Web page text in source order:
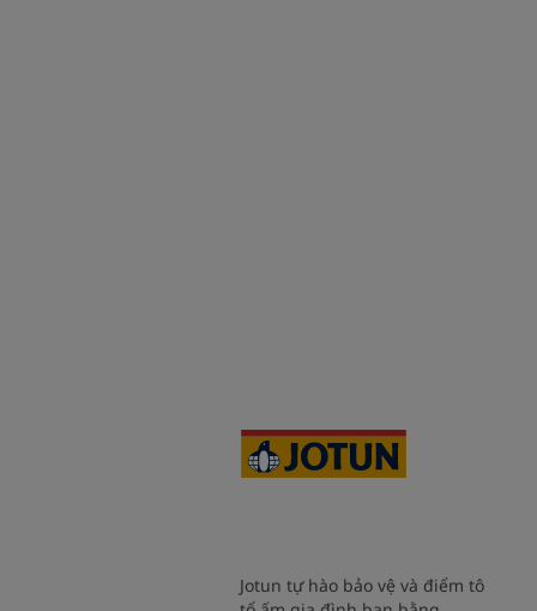
Jotun tự hào bảo vệ và điểm tô